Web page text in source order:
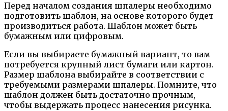
Перед началом создания шпалеры необходимо
подготовить шаблон, на основе которого будет
производиться работа. Шаблон может быть
бумажным или цифровым.
Если вы выбираете бумажный вариант, то вам
потребуется крупный лист бумаги или картон.
Размер шаблона выбирайте в соответствии с
требуемыми размерами шпалеры. Помните, что
шаблон должен быть достаточно прочным,
чтобы выдержать процесс нанесения рисунка.